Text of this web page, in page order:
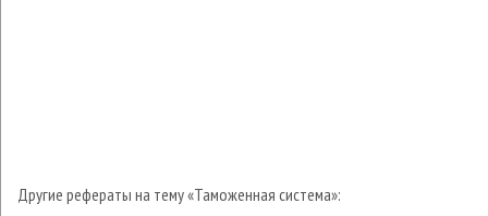
Другие рефераты на тему «Таможенная система»: